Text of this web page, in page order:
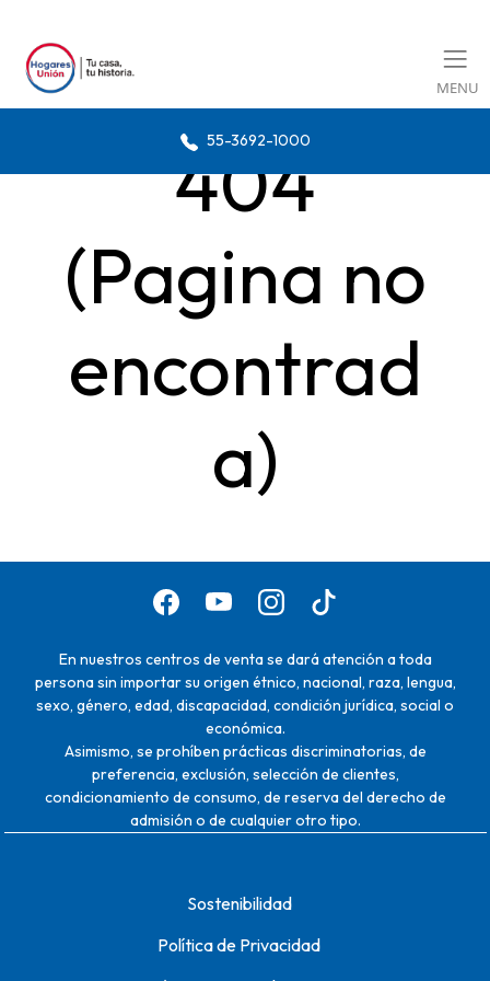
MENU
55-3692-1000
404
(Pagina no
encontrad
a)
En nuestros centros de venta se dará atención a toda
persona sin importar su origen étnico, nacional, raza, lengua,
sexo, género, edad, discapacidad, condición jurídica, social o
económica.
Asimismo, se prohíben prácticas discriminatorias, de
preferencia, exclusión, selección de clientes,
condicionamiento de consumo, de reserva del derecho de
admisión o de cualquier otro tipo.
Sostenibilidad
Política de Privacidad